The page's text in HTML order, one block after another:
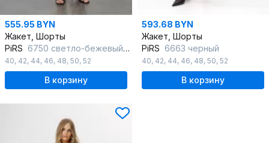
555.95 BYN
Жакет, Шорты
PiRS 6750 светло-бежевый_меланж
40, 42, 44, 46, 48, 50, 52
В корзину
593.68 BYN
Жакет, Шорты
PiRS 6663 черный
40, 42, 44, 46, 48, 50, 52
В корзину